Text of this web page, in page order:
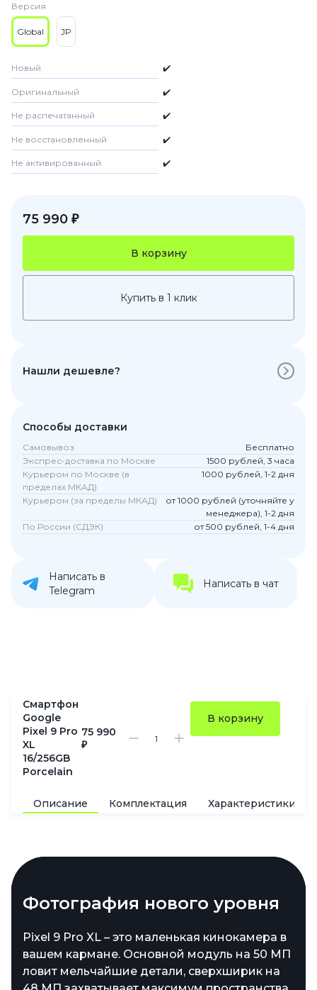
Версия
Global JP
Новый ✔️
Оригинальный ✔️
Не распечатанный ✔️
Не восстановленный ✔️
Не активированный ✔️
75 990 ₽
В корзину
Купить в 1 клик
Нашли дешевле?
Способы доставки
Самовывоз
Бесплатно
Экспрес-доставка по Москве
1500 рублей, 3 часа
Курьером по Москве (в
пределах МКАД)
1000 рублей, 1-2 дня
Курьером (за пределы МКАД)
от 1000 рублей (уточняйте у
менеджера), 1-2 дня
По России (СДЭК)
от 500 рублей, 1-4 дня
Написать в
Telegram
Написать в чат
Смартфон
Google
Pixel 9 Pro
XL
16/256GB
Porcelain
75 990
₽
В корзину
Описание Комплектация Характеристики
Экран, который восхищает
6,8 дюймов удовольствия – так можно
описать Super Actua LTPO OLED-дисплей
нового Pixel. Разрешение 1344 x 2992
Фотография нового уровня
Pixel 9 Pro XL – это маленькая кинокамера в
вашем кармане. Основной модуль на 50 МП
ловит мельчайшие детали, сверхширик на
Долговечный заряд и
Аккумулятор на 5060 мАч – это не просто
цифры, а гарантия того, что Pixel 9 Pro XL
Простор для данных
Внутри – 16 ГБ оперативной памяти
LPDDR5X, которая разгоняет работу
устройства до космических скоростей. Для